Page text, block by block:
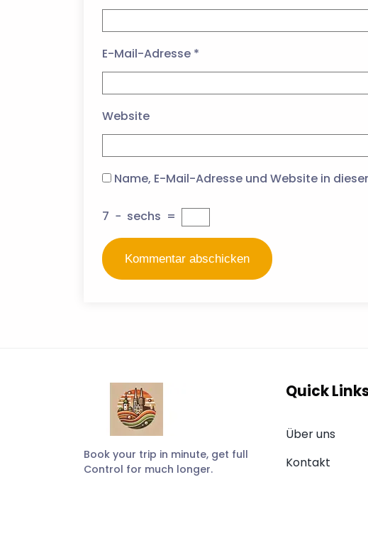
E-Mail-Adresse *
Website
Name, E-Mail-Adresse und Website in
7 − sechs =
Book your trip in minute, get full
Control for much longer.
Quick
Über uns
Kontakt